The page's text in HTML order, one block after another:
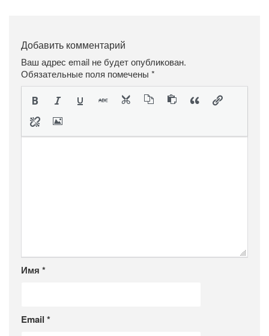
Добавить комментарий
Ваш адрес email не будет опубликован.
Обязательные поля помечены *
Имя *
Email *